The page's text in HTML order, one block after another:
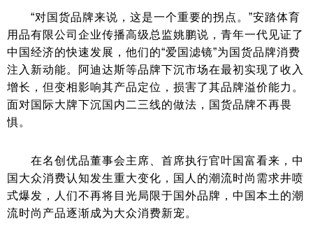
“对国货品牌来说，这是一个重要的拐点。”安踏体育
用品有限公司企业传播高级总监姚鹏说，青年一代见证了
中国经济的快速发展，他们的“爱国滤镜”为国货品牌消费
注入新动能。阿迪达斯等品牌下沉市场在最初实现了收入
增长，但变相影响其产品定位，损害了其品牌溢价能力。
面对国际大牌下沉国内二三线的做法，国货品牌不再畏
惧。
在名创优品董事会主席、首席执行官叶国富看来，中
国大众消费认知发生重大变化，国人的潮流时尚需求井喷
式爆发，人们不再将目光局限于国外品牌，中国本土的潮
流时尚产品逐渐成为大众消费新宠。